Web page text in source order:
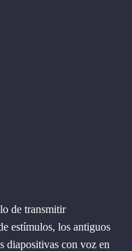
de transmitir
estímulos, los antiguos
diapositivas con voz en